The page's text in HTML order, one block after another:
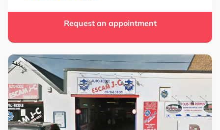
Request an appointment